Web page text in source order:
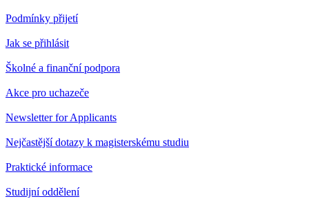
Podmínky přijetí
Jak se přihlásit
Školné a finanční podpora
Akce pro uchazeče
Newsletter for Applicants
Nejčastější dotazy k magisterskému studiu
Praktické informace
Studijní oddělení